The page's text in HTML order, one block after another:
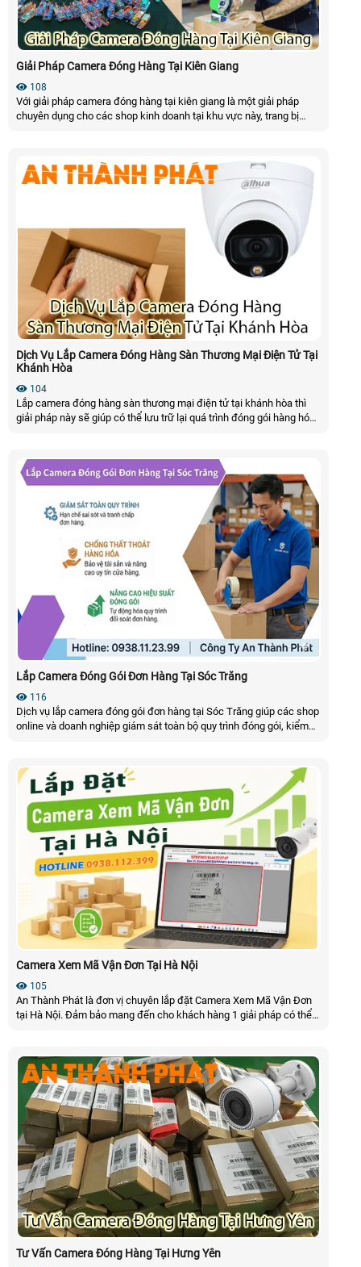
Giải Pháp Camera Đóng Hàng Tại Kiên Giang
108
Với giải pháp camera đóng hàng tại kiên giang là một giải pháp
chuyên dụng cho các shop kinh doanh tại khu vực này, trang bị
Dịch Vụ Lắp Camera Đóng Hàng Sàn Thương Mại Điện Tử Tại
Khánh Hòa
104
Lắp camera đóng hàng sàn thương mại điện tử tại khánh hòa thì
giải pháp này sẽ giúp có thể lưu trữ lại quá trình đóng gói hàng hóa,
vận đơn của đơn hàng
Lắp Camera Đóng Gói Đơn Hàng Tại Sóc Trăng
116
Dịch vụ lắp camera đóng gói đơn hàng tại Sóc Trăng giúp các shop
online và doanh nghiệp giám sát toàn bộ quy trình đóng gói, kiểm
nâng cao tính minh bạch trong hoạt động kinh doanh
Camera Xem Mã Vận Đơn Tại Hà Nội
105
An Thành Phát là đơn vị chuyên lắp đặt Camera Xem Mã Vận Đơn
tại Hà Nội. Đảm bảo mang đến cho khách hàng 1 giải pháp có thể
dể tra cứu trích xuất video nhanh chỉ trong 5s
Tư Vấn Camera Đóng Hàng Tại Hưng Yên